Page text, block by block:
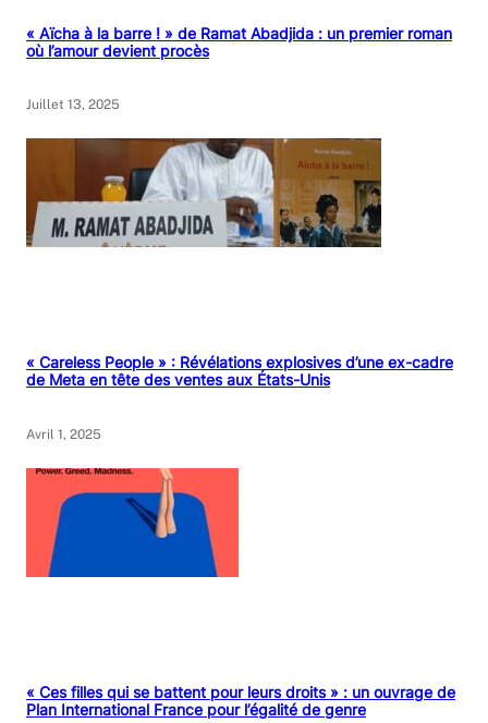
« Aïcha à la barre ! » de Ramat Abadjida : un premier roman
où l’amour devient procès
Juillet 13, 2025
« Careless People » : Révélations explosives d’une ex-cadre
de Meta en tête des ventes aux États-Unis
Avril 1, 2025
« Ces filles qui se battent pour leurs droits » : un ouvrage de
Plan International France pour l’égalité de genre